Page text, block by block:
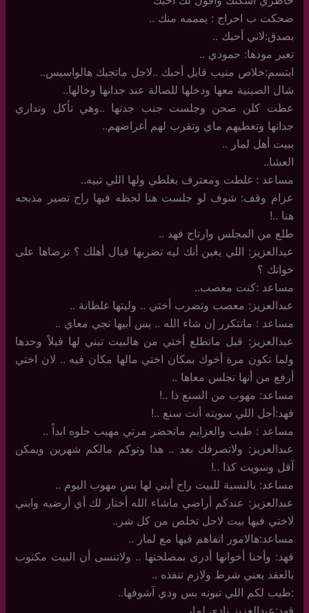
ضحكت ب احراج : يمممه منك ..
بصدق:لاني أحبك ..
تغير مودها: حمودي ..
ابتسم:خلاص منيب قايل أحبك ..لاجل ماتجيك هالواسيس..
شال الصينية معها ودخلها للصالة عند جدانها وخالها..
عطت كلن صحن وجلست جنب جدتها ..وهي تأكل وتداري
جدانها وتعطيهم ماي وتقرب لهم أغراضهم..
ببيت أهل لمار ..
العشا..
مساعد : غلطت ومعترف بغلطي ولها اللي تبيه..
عزام وقف: شوف لو جلست هنا لحظه فيها راح تصير مذبحه
هنا ..!
طلع من المجلس وارتاح فهد ..
عبدالعزيز: اللي يغبن أنك ليه تضربها قبال أهلك ؟ ترضاها على
خواتك ؟
مساعد :كنت معصب..
عبدالعزيز: معصب وتضرب أختي .. وليتها غلطانة ..
مساعد : ماتتكرر إن شاء الله .. بس أبيها تجي معاي ..
عبدالعزيز: قبل ماتطلع أختي من هالبيت تبني لها فيلاً وحدها
ولما تكون مرة أخوك بمكان اختي مالها مكان فيه .. لان اختي
أرفع من أنها تجلس معاها ..
مساعد: مهوب من السنع ذا ..!
فهد:أجل اللي سويته أنت سنع ..!
مساعد : طيب والعزايم ماتحضر مرتي مهيب حلوه ابداً ..
عبدالعزيز: ولاتصرفك بعد .. هذا وتوكم مالكم شهرين ويمكن
آقل وسويت كذا ..!
مساعد: بالنسبة للبيت راح أبني لها بس مهوب اليوم ..
عبدالعزيز: عندكم أراضي ماشاء الله أختار لك أي أرضيه وابني
لاختي فيها بيت لاجل تخلص من كل شر..
مساعد:هالامور اتفاهم فيها مع لمار ..
فهد: وأحنا أخوانها أدرى بمصلحتها .. ولاتنسى أن البيت مكتوب
بالعقد يعني شرط ولازم تنفذه ..
:طيب لكم اللي تبونه بس ودي آشوفها..
فهد:عبدالعزيز نادي لمار..